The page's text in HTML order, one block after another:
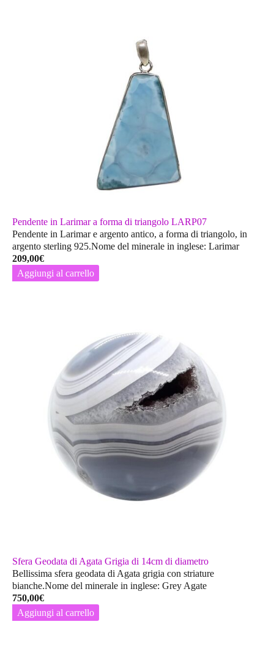
Pendente in Larimar a forma di triangolo LARP07
Pendente in Larimar e argento antico, a forma di triangolo, in
argento sterling 925.Nome del minerale in inglese: Larimar
209,00€
Aggiungi al carrello
Sfera Geodata di Agata Grigia di 14cm di diametro
Bellissima sfera geodata di Agata grigia con striature
bianche.Nome del minerale in inglese: Grey Agate
750,00€
Aggiungi al carrello